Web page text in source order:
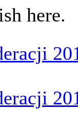
here.